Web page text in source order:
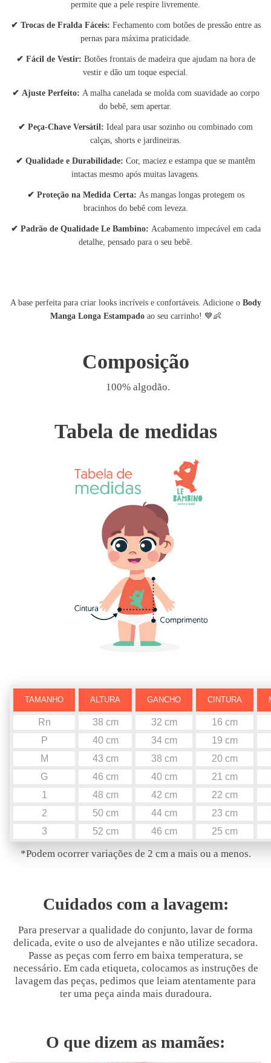
permite que a pele respire livremente.
✔ Trocas de Fralda Fáceis: Fechamento com botões de pressão entre as
pernas para máxima praticidade.
✔ Fácil de Vestir: Botões frontais de madeira que ajudam na hora de
vestir e dão um toque especial.
✔ Ajuste Perfeito: A malha canelada se molda com suavidade ao corpo
do bebê, sem apertar.
✔ Peça-Chave Versátil: Ideal para usar sozinho ou combinado com
calças, shorts e jardineiras.
✔ Qualidade e Durabilidade: Cor, maciez e estampa que se mantêm
intactas mesmo após muitas lavagens.
✔ Proteção na Medida Certa: As mangas longas protegem os
bracinhos do bebê com leveza.
✔ Padrão de Qualidade Le Bambino: Acabamento impecável em cada
detalhe, pensado para o seu bebê.
A base perfeita para criar looks incríveis e confortáveis. Adicione o Body
Manga Longa Estampadoao seu carrinho! 💙👶
Composição
100% algodão.
Tabela de medidas
TAMANHO ALTURA GANCHO CINTURA
Rn 38 cm 32 cm 16 cm
P
40 cm 34 cm 19 cm
M
43 cm 38 cm 20 cm
G
46 cm 40 cm 21 cm
1
48 cm 42 cm 22 cm
2
50 cm 44 cm 23 cm
3
52 cm 46 cm 25 cm
*Podem ocorrer variações de 2 cm a mais ou a menos.
Cuidados com a lavagem:
Para preservar a qualidade do conjunto, lavar de forma
delicada, evite o uso de alvejantes e não utilize secadora.
Passe as peças com ferro em baixa temperatura, se
necessário. Em cada etiqueta, colocamos as instruções de
lavagem das peças, pedimos que leiam atentamente para
ter uma peça ainda mais duradoura.
O que dizem as mamães: